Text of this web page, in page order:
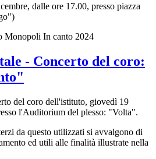
dalle ore 17.00, presso piazza
- Concerto del coro:
del coro dell'istituto, giovedì 19
l'Auditorium del plesso: "Volta".
da questo utilizzati si avvalgono di
ed utili alle finalità illustrate nella